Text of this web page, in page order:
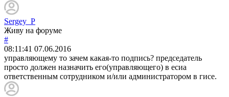
Sergey_P
Живу на форуме
#
08:11:41 07.06.2016
управляющему то зачем какая-то подпись? председатель
просто должен назначить его(управляющего) в есиа
ответственным сотрудником и/или администратором в гисе.